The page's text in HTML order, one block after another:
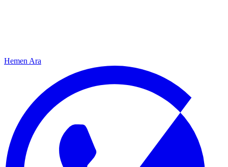
Hemen Ara